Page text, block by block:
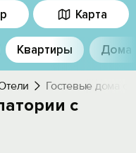
Карта
Квартиры Дома
Гостевые дома с
с